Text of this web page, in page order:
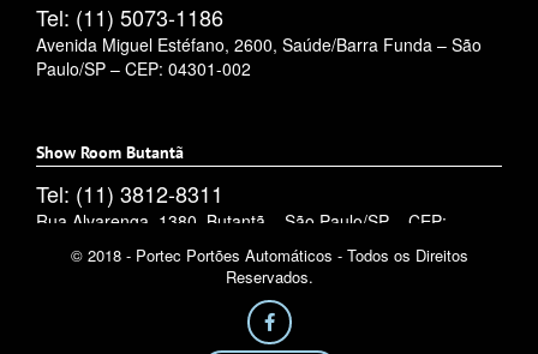
Tel: (11) 5073-1186
Avenida Miguel Estéfano, 2600, Saúde/Barra Funda – São
Paulo/SP – CEP: 04301-002
Show Room Butantã
Tel: (11) 3812-8311
Rua Alvarenga, 1380, Butantã – São Paulo/SP – CEP:
05509-002
© 2018 - Portec Portões Automáticos - Todos os Direitos
Reservados.